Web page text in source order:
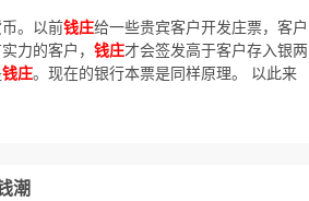
。以前钱庄给一些贵宾客户开发庄票，客户
力的客户， 钱庄才会签发高于客户存入银两
钱庄。现在的银行本票是同样原理。 以此来
潮